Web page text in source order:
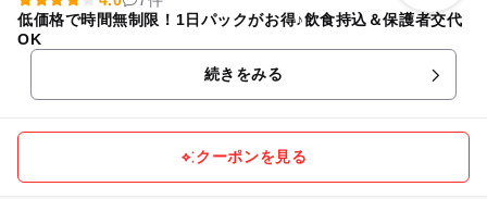
低価格で時間無制限！1日パックがお得♪飲食持込＆保護者交代
OK
続きをみる
クーポンを見る